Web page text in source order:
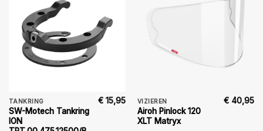
TANKRING
SW-Motech Tankring
ION
€ 15,95 VIZIEREN
Airoh Pinlock 120
XLT Matryx
€ 40,95